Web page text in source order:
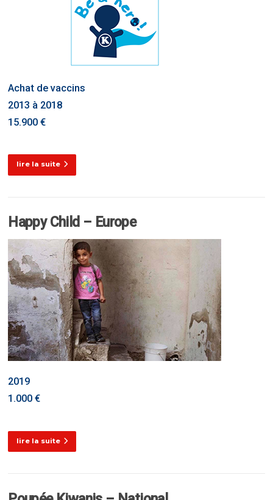
Achat de vaccins
2013 à 2018
15.900 €
lire la suite
Happy Child – Europe
2019
1.000 €
lire la suite